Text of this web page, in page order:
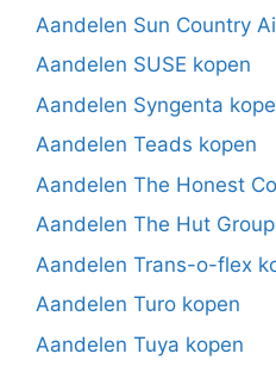
Aandelen Sun Country
Aandelen SUSE kopen
Aandelen Syngenta
Aandelen Teads kopen
Aandelen The Honest
Aandelen The Hut
Aandelen Trans-o-flex
Aandelen Turo kopen
Aandelen Tuya kopen